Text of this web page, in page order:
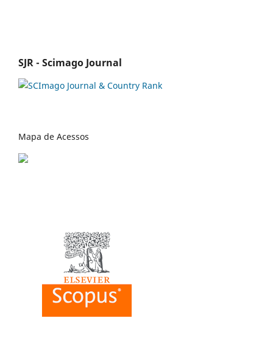
SJR - Scimago Journal
Mapa de Acessos